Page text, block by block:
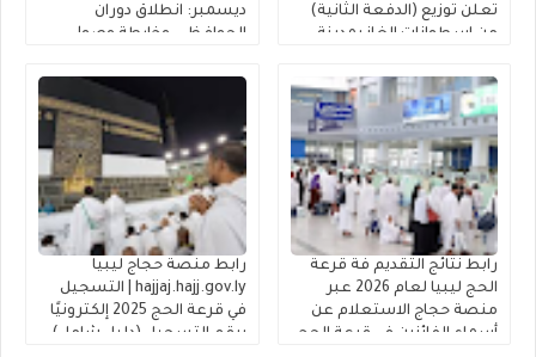
تعلن توزيع (الدفعة الثانية)
من إسطوانات الغاز بمدينة
ديسمبر: انطلاق دوران
الحوافظ .. وخارطة وصول
(راتبك لحظي)
رابط نتائج التقديم فة قرعة
الحج ليبيا لعام 2026 عبر
منصة حجاج الاستعلام عن
أسماء الفائزين في قرعة الحج
رابط منصة حجاج ليبيا
hajjaj.hajj.gov.ly | التسجيل
في قرعة الحج 2025 إلكترونيًا
برقم التسجيل (دليل شامل)